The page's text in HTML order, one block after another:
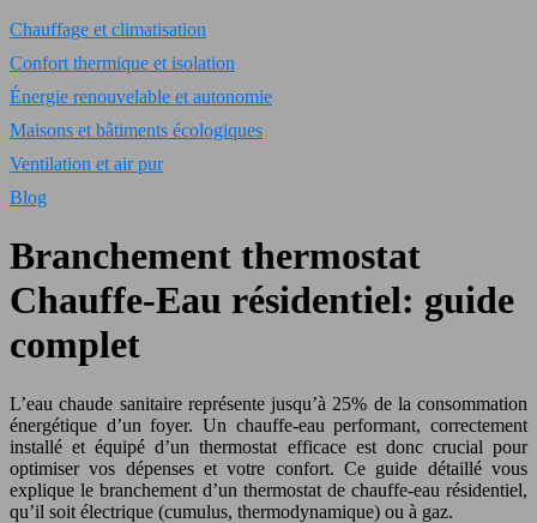
Chauffage et climatisation
Confort thermique et isolation
Énergie renouvelable et autonomie
Maisons et bâtiments écologiques
Ventilation et air pur
Blog
Branchement thermostat
Chauffe-Eau résidentiel: guide
complet
L’eau chaude sanitaire représente jusqu’à 25% de la consommation
énergétique d’un foyer. Un chauffe-eau performant, correctement
installé et équipé d’un thermostat efficace est donc crucial pour
optimiser vos dépenses et votre confort. Ce guide détaillé vous
explique le branchement d’un thermostat de chauffe-eau résidentiel,
qu’il soit électrique (cumulus, thermodynamique) ou à gaz.